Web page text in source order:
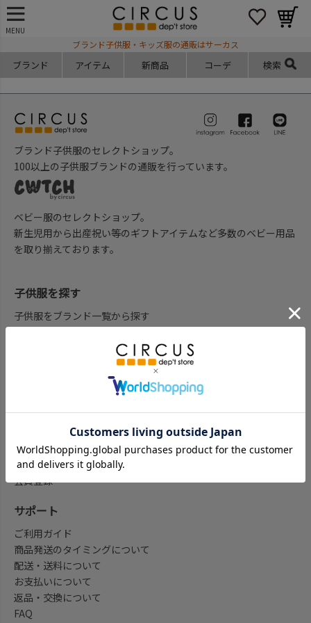
MENU
ブランド子供服・キッズ服の通販はサーカス
ブランド アイテム 新商品 コーデ 検索
ブランド子供服のセレクトショップ。
100以上の子供服ブランドの通販を行っています。
ベビー服のセレクトショップ。
新生児用から出産祝い等のギフトアイテムなど多数のベビー用品
を取り揃えております。
子供服を探す
子供服をブランド一覧から探す
ベビー服ギフト通販のCWTCH
セール
my focus(よみもの)
会員登録/マイページ
会員登録
サポート
ご利用ガイド
商品発送のタイミングについて
配送・送料について
お支払いについて
返品・交換について
FAQ